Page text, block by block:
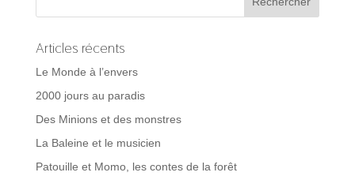
Articles récents
Le Monde à l’envers
2000 jours au paradis
Des Minions et des monstres
La Baleine et le musicien
Patouille et Momo, les contes de la forêt